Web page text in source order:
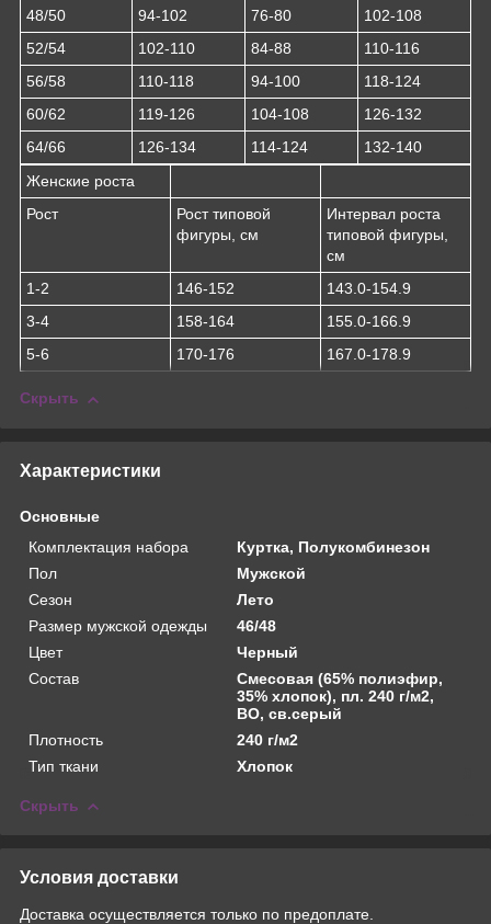
48/50 94-102 76-80
102-108
52/54
102-110 84-88
110-116
56/58
110-118 94-100
118-124
60/62
119-126 104-108
126-132
64/66
126-134 114-124
132-140
Женские роста
Рост
Рост типовой
фигуры, см
Интервал роста
типовой фигуры,
см
1-2
146-152
143.0-154.9
3-4
158-164
155.0-166.9
5-6
170-176 167.0-178.9
Скрыть
Характеристики
Основные
Комплектация набора
Куртка, Полукомбинезон
Пол
Мужской
Сезон
Лето
Размер мужской одежды
46/48
Цвет
Черный
Состав
Смесовая (65% полиэфир,
35% хлопок), пл. 240 г/м2,
ВО, св.серый
Плотность
240 г/м2
Тип ткани
Хлопок
Скрыть
Условия доставки
Доставка осуществляется только по предоплате.